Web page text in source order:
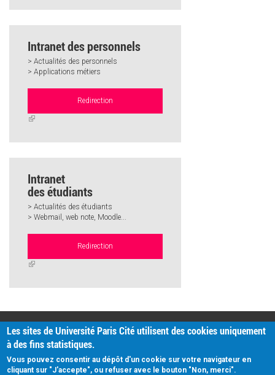
Intranet des personnels
> Actualités des personnels
> Applications métiers
Redirection
(link
Intranet
des étudiants
> Actualités des étudiants
> Webmail, web note, Moodle...
Redirection
(link
PRATIQUE
Plan d'accès
Intranet
Mentions légales
Données personnelles
Les sites de Université Paris Cité utilisent des cookies uniquement
à des fins statistiques.
Vous pouvez consentir au dépôt d'un cookie sur votre navigateur en
cliquant sur "J'accepte", ou refuser avec le bouton "Non, merci".